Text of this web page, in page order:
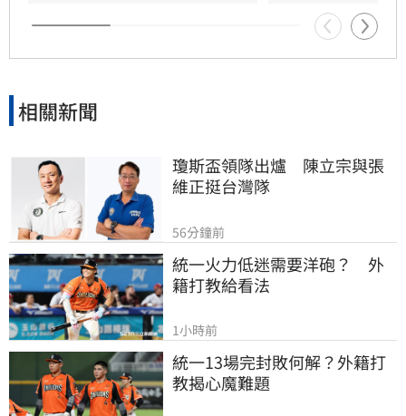
相關新聞
瓊斯盃領隊出爐　陳立宗與張
維正挺台灣隊
56分鐘前
統一火力低迷需要洋砲？　外
籍打教給看法
1小時前
統一13場完封敗何解？外籍打
教揭心魔難題